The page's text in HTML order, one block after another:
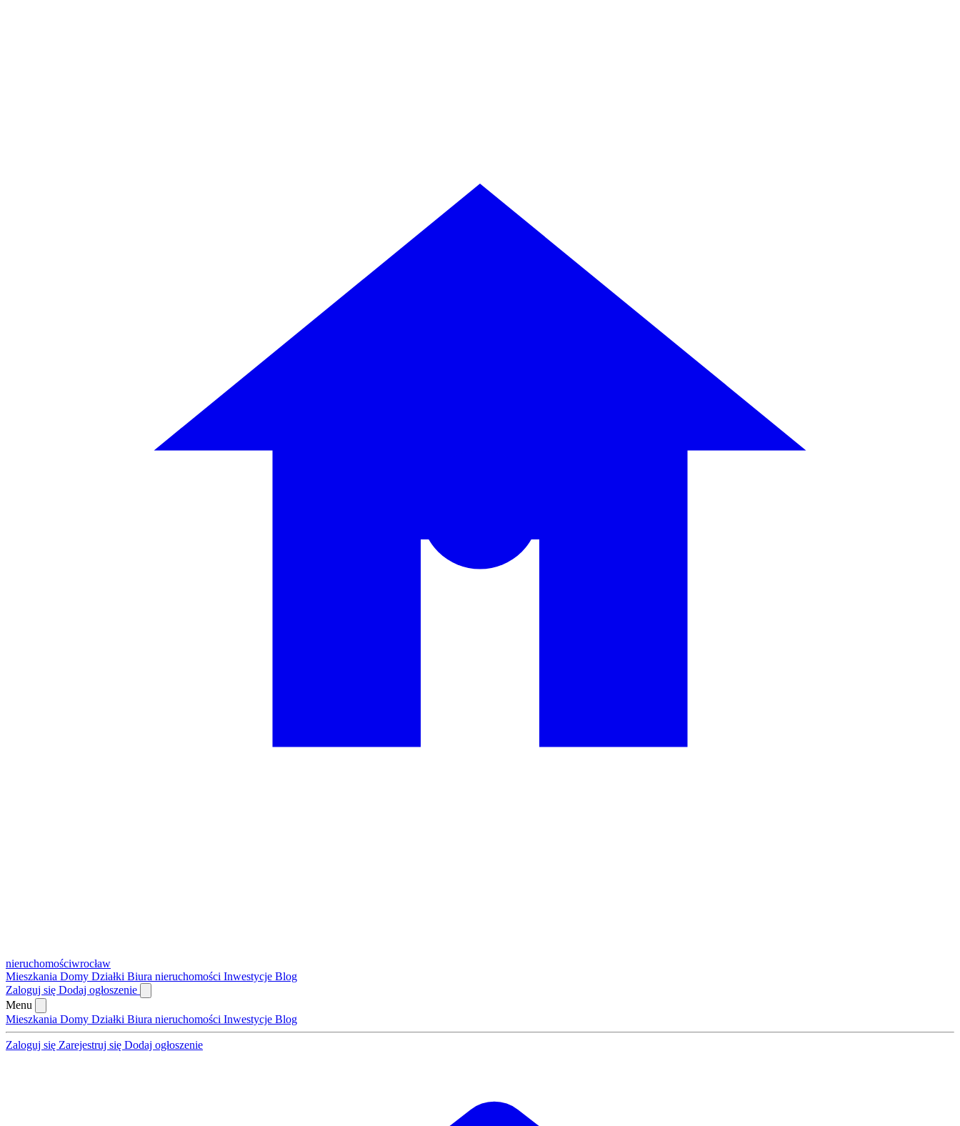
nieruchomościwrocław
Mieszkania Domy Działki Biura nieruchomości Inwestycje Blog
Zaloguj się Dodaj ogłoszenie
Menu
Mieszkania Domy Działki Biura nieruchomości Inwestycje Blog
Zaloguj się Zarejestruj się Dodaj ogłoszenie